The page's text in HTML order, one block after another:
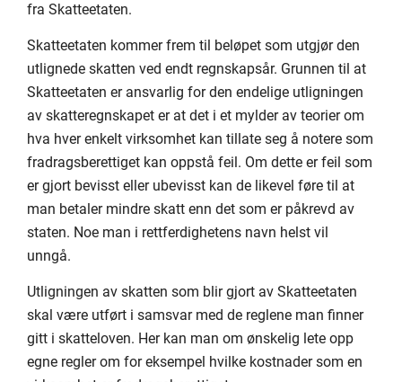
fra Skatteetaten.
Skatteetaten kommer frem til beløpet som utgjør den
utlignede skatten ved endt regnskapsår. Grunnen til at
Skatteetaten er ansvarlig for den endelige utligningen
av skatteregnskapet er at det i et mylder av teorier om
hva hver enkelt virksomhet kan tillate seg å notere som
fradragsberettiget kan oppstå feil. Om dette er feil som
er gjort bevisst eller ubevisst kan de likevel føre til at
man betaler mindre skatt enn det som er påkrevd av
staten. Noe man i rettferdighetens navn helst vil
unngå.
Utligningen av skatten som blir gjort av Skatteetaten
skal være utført i samsvar med de reglene man finner
gitt i skatteloven. Her kan man om ønskelig lete opp
egne regler om for eksempel hvilke kostnader som en